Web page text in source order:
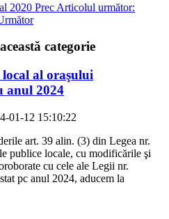
2020 Prec Articolul următor:
categorie
al oraşului
anul 2024
01-12 15:10:22
art. 39 alin. (3) din Legea nr.
publice locale, cu modificările şi
cu cele ale Legii nr.
pc anul 2024, aducem la